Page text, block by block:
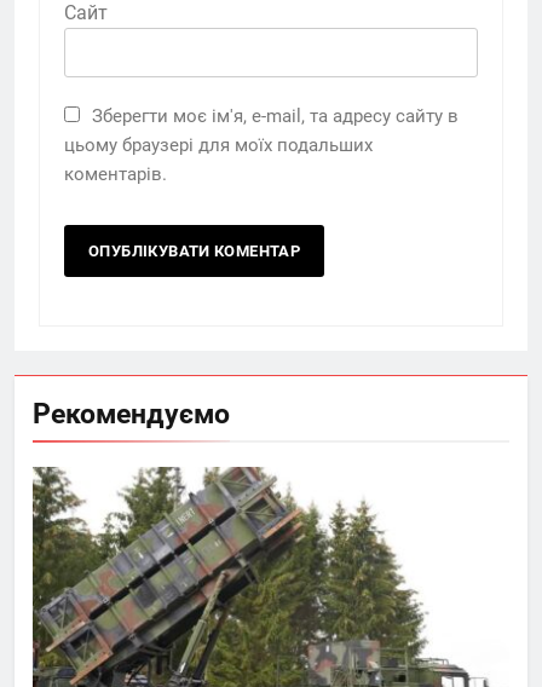
Сайт
Зберегти моє ім'я, e-mail, та адресу сайту в
цьому браузері для моїх подальших
коментарів.
Рекомендуємо